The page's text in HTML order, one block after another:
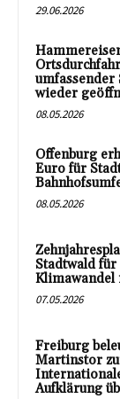
29.06.2026
umfassender
wieder
08.05.2026
Offenburg
Euro für
08.05.2026
Stadtwald für
Klimawandel
07.05.2026
Freiburg
Martinstor
Aufklärung